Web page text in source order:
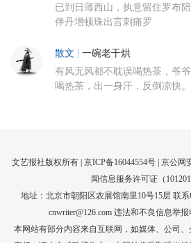
已到日薄西山，执意留住罗布
伴丹增顿珠出言刺痛罗
散文 一碗老干烘
有风无风都不耽误喝热茶，爷
喝热茶，出一身汗，反倒凉快。
文艺报社版权所有 | 京ICP备16044554号| 京公网
闻信息服务许可证（
地址：北京市朝阳区农展馆南里10号15层 联系
cnwriter@126.com 违法和不良信息举
本网站有部分内容来自互联网，如媒体、公司